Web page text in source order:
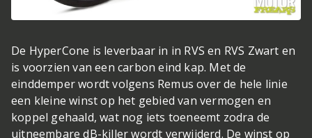
De HyperCone is leverbaar in in RVS en RVS Zwart en
is voorzien van een carbon eind kap. Met de
einddemper wordt volgens Remus over de hele linie
een kleine winst op het gebied van vermogen en
koppel gehaald, wat nog iets toeneemt zodra de
uitneembare dB-killer wordt verwijderd. De winst op